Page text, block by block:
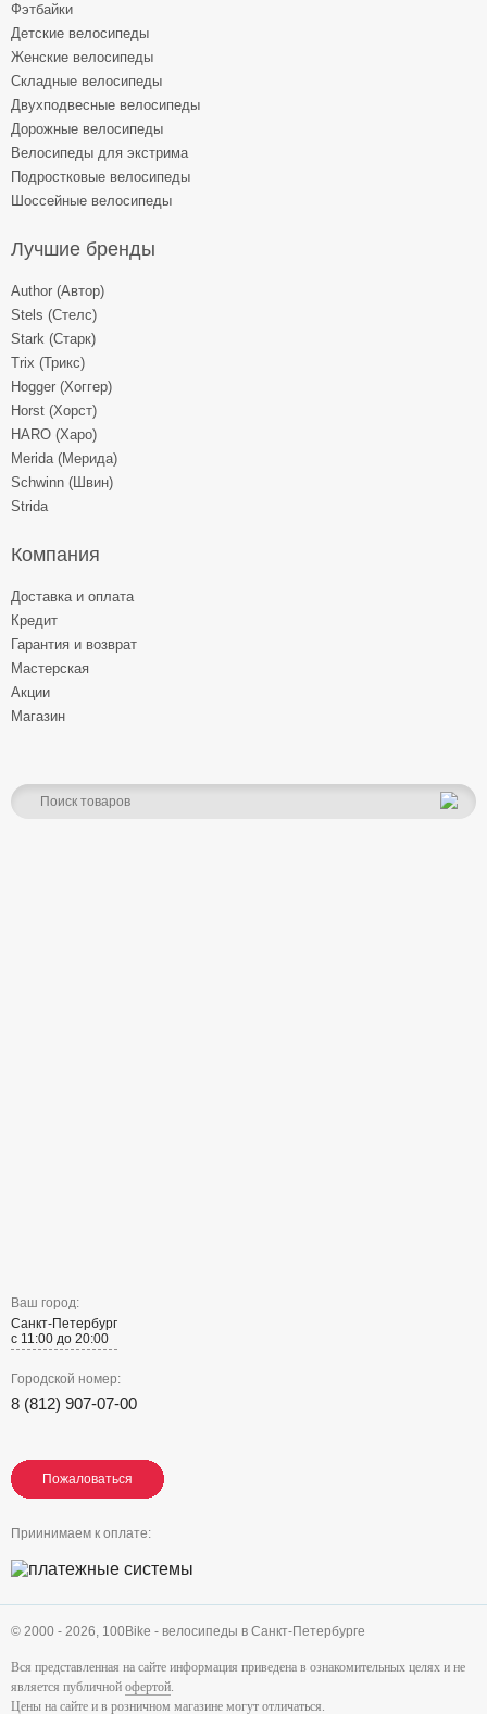
Фэтбайки
Детские велосипеды
Женские велосипеды
Складные велосипеды
Двухподвесные велосипеды
Дорожные велосипеды
Велосипеды для экстрима
Подростковые велосипеды
Шоссейные велосипеды
Лучшие бренды
Author (Автор)
Stels (Стелс)
Stark (Старк)
Trix (Трикс)
Hogger (Хоггер)
Horst (Хорст)
HARO (Харо)
Merida (Мерида)
Schwinn (Швин)
Strida
Компания
Доставка и оплата
Кредит
Гарантия и возврат
Мастерская
Акции
Магазин
Ваш город:
Санкт-Петербург
с 11:00 до 20:00
Городской номер:
8 (812) 907-07-00
Пожаловаться
Пожаловаться
Пожаловаться
Приинимаем к оплате:
© 2000 - 2026, 100Bike - велосипеды в Санкт-Петербурге
Вся представленная на сайте информация приведена в ознакомительных целях и не
является публичной офертой.
Цены на сайте и в розничном магазине могут отличаться.